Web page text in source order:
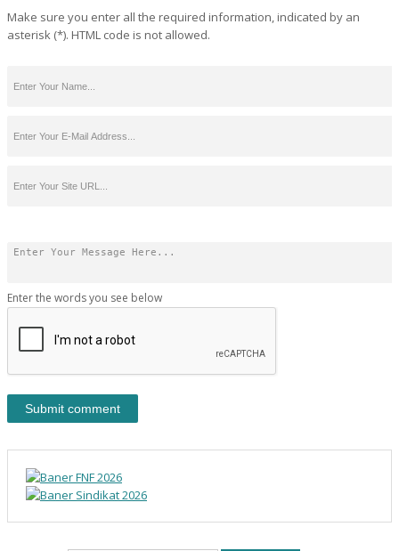
Make sure you enter all the required information, indicated by an
asterisk (*). HTML code is not allowed.
Enter the words you see below